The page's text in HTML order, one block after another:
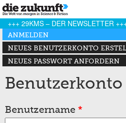
+++ 29KMS – DER NEWSLETTER
Haupt-Reiter
ANMELDEN
(AKTIVER REITER)
NEUES BENUTZERKONTO
NEUES PASSWORT ANFORDERN
Benutzerkonto
Benutzername *